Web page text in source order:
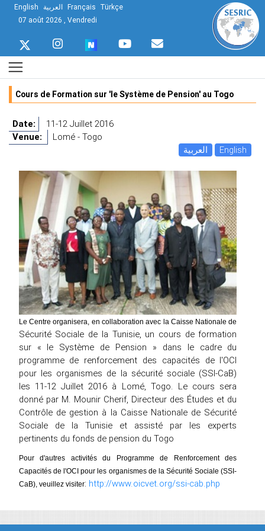
English العربية Français Türkçe
07 août 2026 , Vendredi
Cours de Formation sur 'le Système de Pension' au Togo
Date:
11-12 Juillet 2016
Venue:
Lomé - Togo
العربية
English
Le Centre organisera, en collaboration avec la Caisse Nationale de
Sécurité Sociale de la Tunisie, un cours de formation
sur « le Système de Pension » dans le cadre du
programme de renforcement des capacités de l'OCI
pour les organismes de la sécurité sociale (SSI-CaB)
les 11-12 Juillet 2016 à Lomé, Togo. Le cours sera
donné par M. Mounir Cherif, Directeur des Études et du
Contrôle de gestion à la Caisse Nationale de Sécurité
Sociale de la Tunisie et assisté par les experts
pertinents du fonds de pension du Togo
Pour d'autres activités du Programme de Renforcement des
Capacités de l'OCI pour les organismes de la Sécurité Sociale (SSI-
CaB), veuillez visiter: http://www.oicvet.org/ssi-cab.php